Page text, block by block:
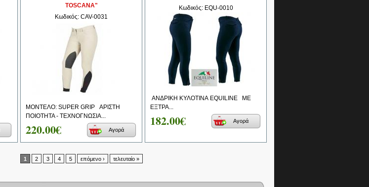
TOSCANA"
Κωδικός: CAV-0031
ΜΟΝΤΕΛΟ: SUPER GRIP ΑΡΙΣΤΗ
ΠΟΙΟΤΗΤΑ - ΤΕΧΝΟΓΝΩΣΙΑ...
220.00€ Αγορά
Κωδικός: EQU-0010
ΑΝΔΡΙΚΗ ΚΥΛΟΤΙΝΑ EQUILINE ΜΕ
ΕΞΤΡΑ...
182.00€ Αγορά
1 2 3 4 5 επόμενο › τελευταίο »